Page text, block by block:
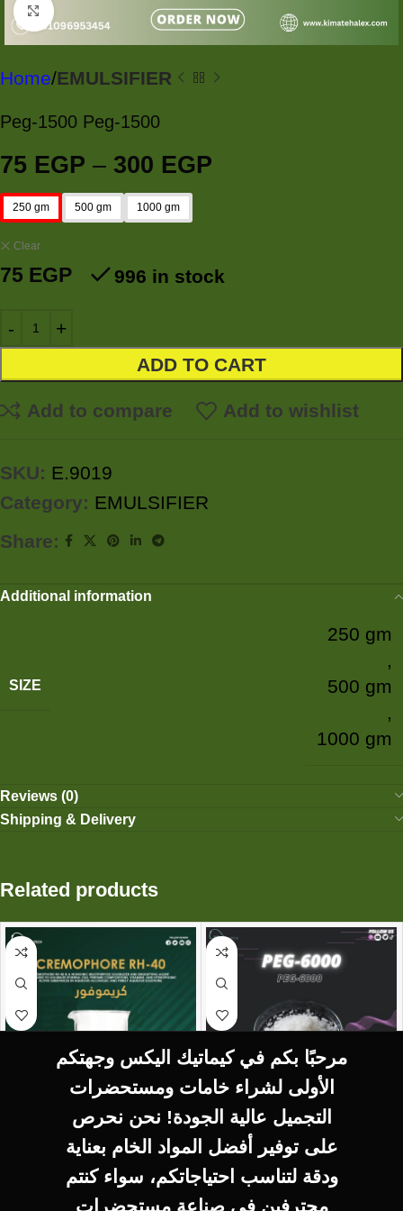
مرحبًا بكم في كيماتيك اليكس وجهتكم
الأولى لشراء خامات ومستحضرات
التجميل عالية الجودة! نحن نحرص
على توفير أفضل المواد الخام بعناية
ودقة لتناسب احتياجاتكم، سواء كنتم
محترفين في صناعة مستحضرات
Click to enlarge
Home EMULSIFIER
Peg-1500 Peg-1500
75 EGP – 300 EGP
250 gm 500 gm 1000 gm
Clear
75 EGP 996 in stock
ADD TO CART
Add to compare Add to wishlist
SKU: E.9019
Category: EMULSIFIER
Share:
Additional information
SIZE
250 gm
,
500 gm
,
1000 gm
Reviews (0)
Shipping & Delivery
Related products
SELECT OPTIONS
CREMOPHORE RH-
40 كريموفور
SELECT OPTIONS
Peg-6000 Peg-6000
EMULSIFIER